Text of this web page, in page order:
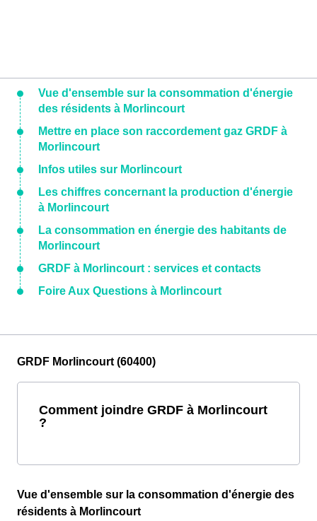
Vue d'ensemble sur la consommation d'énergie
des résidents à Morlincourt
Mettre en place son raccordement gaz GRDF à
Morlincourt
Infos utiles sur Morlincourt
Les chiffres concernant la production d'énergie
à Morlincourt
La consommation en énergie des habitants de
Morlincourt
GRDF à Morlincourt : services et contacts
Foire Aux Questions à Morlincourt
GRDF Morlincourt (60400)
Comment joindre GRDF à Morlincourt
?
Vue d'ensemble sur la consommation d'énergie des
résidents à Morlincourt